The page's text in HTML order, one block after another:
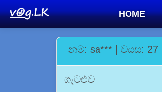
HOME
නම: sa*** | වයස: 27
ගැටළුව